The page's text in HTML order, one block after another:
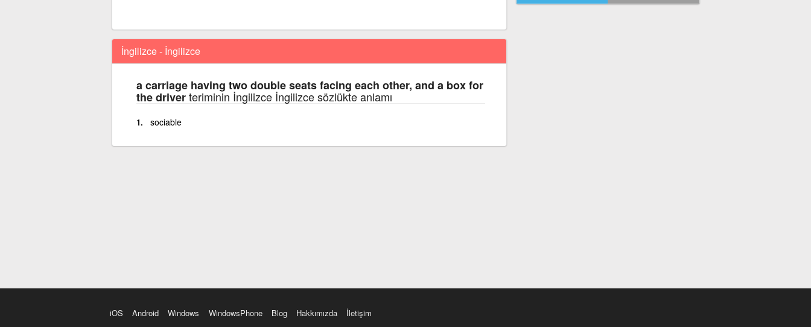
İngilizce - İngilizce
a carriage having two double seats facing each other, and a box for
the driverteriminin İngilizce İngilizce sözlükte anlamı
sociable
iOS Android Windows WindowsPhone Blog Hakkımızda İletişim